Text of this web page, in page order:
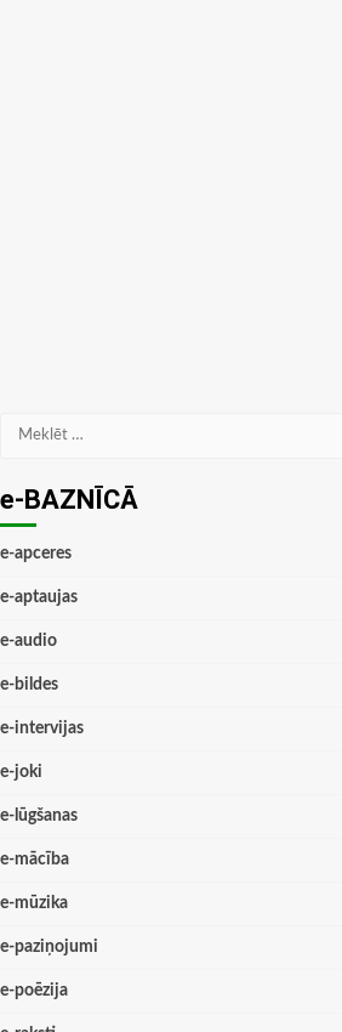
Meklēt:
e-BAZNĪCĀ
e-apceres
e-aptaujas
e-audio
e-bildes
e-intervijas
e-joki
e-lūgšanas
e-mācība
e-mūzika
e-paziņojumi
e-poēzija